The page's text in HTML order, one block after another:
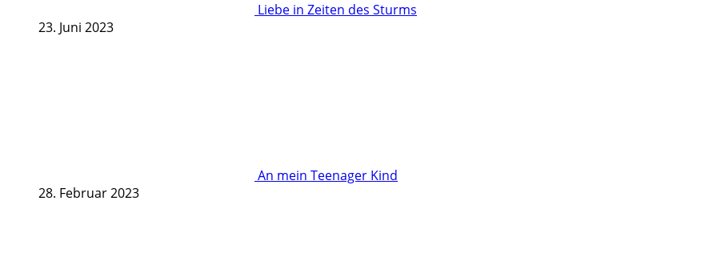
Liebe in Zeiten des Sturms
23. Juni 2023
An mein Teenager Kind
28. Februar 2023